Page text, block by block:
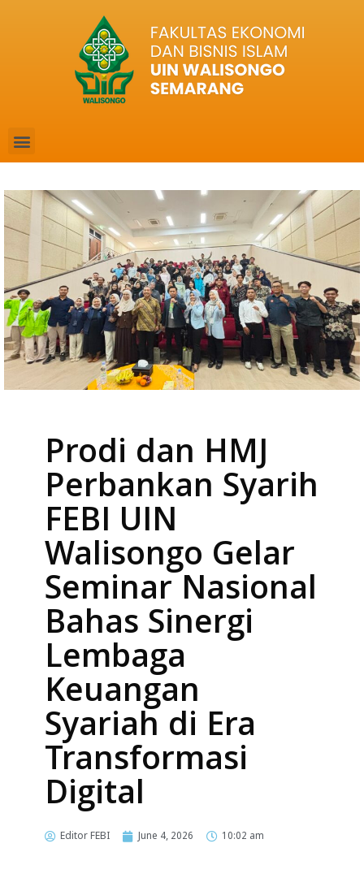
Prodi dan HMJ
Perbankan Syarih
FEBI UIN
Walisongo Gelar
Seminar Nasional
Bahas Sinergi
Lembaga
Keuangan
Syariah di Era
Transformasi
Digital
Editor FEBI June 4, 2026 10:02 am